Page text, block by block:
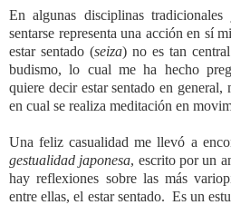
En algunas disciplinas tradicionales
sentarse representa una acción en sí
estar sentado (seiza) no es tan
budismo, lo cual me ha hecho
quiere decir estar sentado en general,
en cual se realiza meditación en
Una feliz casualidad me llevó a
gestualidad japonesa, escrito por un
hay reflexiones sobre las más
entre ellas, el estar sentado. Es un